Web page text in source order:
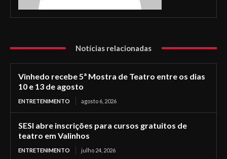
Notícias relacionadas
Vinhedo recebe 5ª Mostra de Teatro entre os dias
10 e 13 de agosto
ENTRETENIMENTO agosto 6, 2026
SESI abre inscrições para cursos gratuitos de
teatro em Valinhos
ENTRETENIMENTO julho 24, 2026